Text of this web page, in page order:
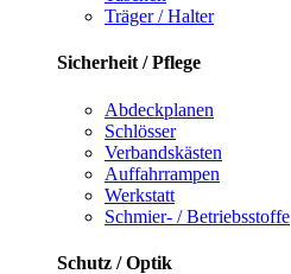
Träger / Halter
Sicherheit / Pflege
Abdeckplanen
Schlösser
Verbandskästen
Auffahrrampen
Werkstatt
Schmier- / Betriebsstoffe
Schutz / Optik